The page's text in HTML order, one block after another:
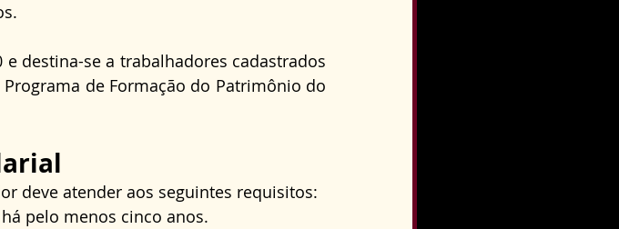
destina-se a trabalhadores cadastrados
de Formação do Patrimônio do
deve atender aos seguintes requisitos:
há pelo menos cinco anos.